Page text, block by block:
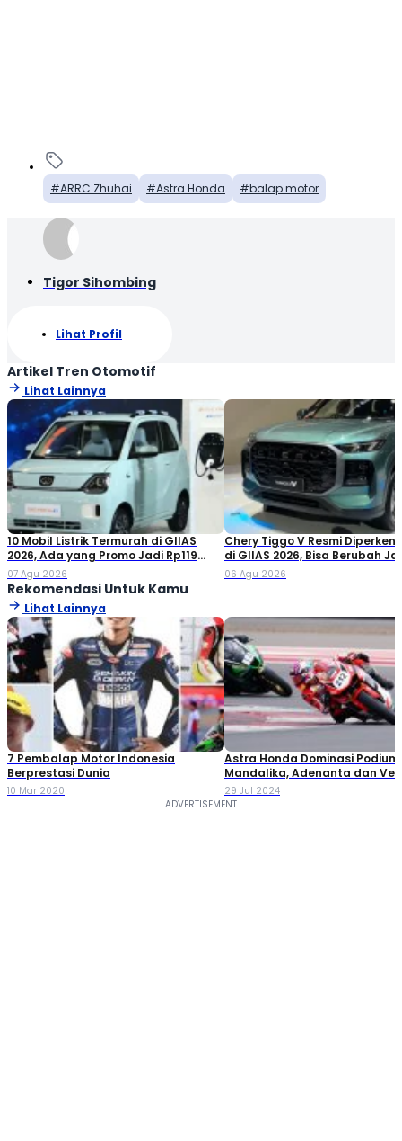
ARRC Zhuhai Astra Honda balap motor
Tigor Sihombing
Lihat Profil
Artikel Tren Otomotif
Lihat Lainnya
10 Mobil Listrik Termurah di GIIAS
2026, Ada yang Promo Jadi Rp119
Jutaan!
07 Agu 2026
Chery Tiggo V Resmi
di GIIAS 2026, Bisa Berubah
Double Cabin
06 Agu 2026
Rekomendasi Untuk Kamu
Lihat Lainnya
7 Pembalap Motor Indonesia
Berprestasi Dunia
10 Mar 2020
Astra Honda Dominasi Podium
Mandalika, Adenanta dan
Borong Juara
29 Jul 2024